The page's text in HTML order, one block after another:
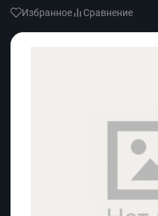
Избранное Сравнение